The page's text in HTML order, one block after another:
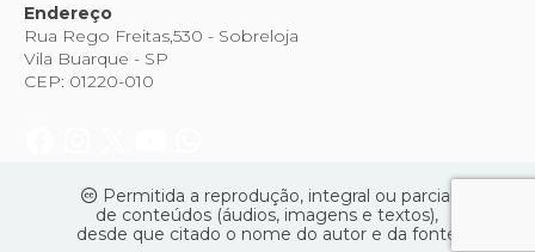
Endereço
Rua Rego Freitas,530 - Sobreloja
Vila Buarque - SP
CEP: 01220-010
Permitida a reprodução, integral ou parcial
de conteúdos (áudios, imagens e textos),
desde que citado o nome do autor e da fonte